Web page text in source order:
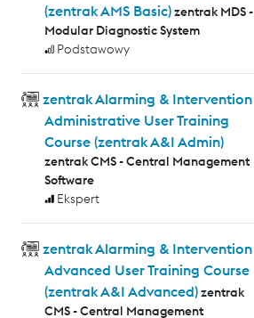
(zentrak AMS Basic)zentrak MDS -
Modular Diagnostic System
Podstawowy
zentrak Alarming & Intervention
Administrative User Training
Course (zentrak A&I Admin)
zentrak CMS - Central Management
Software
Ekspert
zentrak Alarming & Intervention
Advanced User Training Course
(zentrak A&I Advanced)zentrak
CMS - Central Management